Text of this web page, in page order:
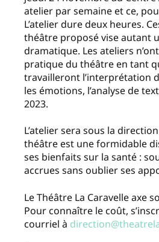
atelier par semaine et ce,
L’atelier dure deux heures.
théâtre proposé vise autant
dramatique. Les ateliers
pratique du théâtre en tant
travailleront l’interprétation
les émotions, l’analyse de
2023.
L’atelier sera sous la
théâtre est une formidable
ses bienfaits sur la santé :
accrues sans oublier ses
Le Théâtre La Caravelle axe
Pour connaître le coût,
courriel à